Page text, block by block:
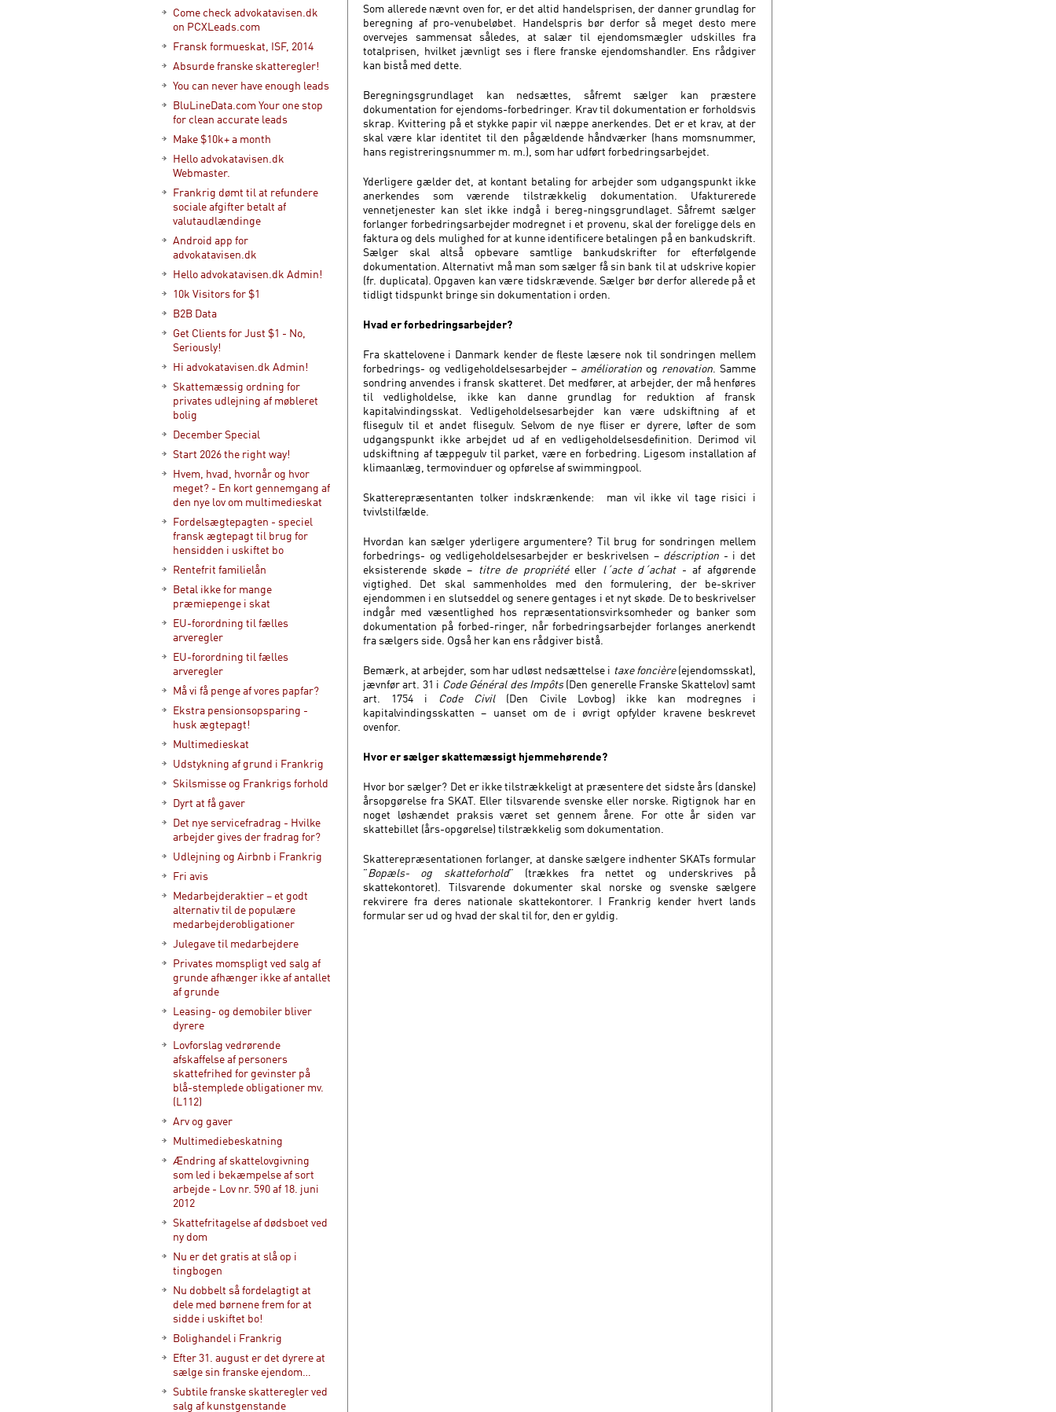
Come check advokatavisen.dk
on PCXLeads.com
Fransk formueskat, ISF, 2014
Absurde franske skatteregler!
You can never have enough leads
BluLineData.com Your one stop
for clean accurate leads
Make $10k+ a month
Hello advokatavisen.dk
Webmaster.
Frankrig dømt til at refundere
sociale afgifter betalt af
valutaudlændinge
Android app for
advokatavisen.dk
Hello advokatavisen.dk Admin!
10k Visitors for $1
B2B Data
Get Clients for Just $1 - No,
Seriously!
Hi advokatavisen.dk Admin!
Skattemæssig ordning for
privates udlejning af møbleret
bolig
December Special
Start 2026 the right way!
Hvem, hvad, hvornår og hvor
meget? - En kort gennemgang af
den nye lov om multimedieskat
Fordelsægtepagten - speciel
fransk ægtepagt til brug for
hensidden i uskiftet bo
Rentefrit familielån
Betal ikke for mange
præmiepenge i skat
EU-forordning til fælles
arveregler
EU-forordning til fælles
arveregler
Må vi få penge af vores papfar?
Ekstra pensionsopsparing -
husk ægtepagt!
Multimedieskat
Udstykning af grund i Frankrig
Skilsmisse og Frankrigs forhold
Dyrt at få gaver
Det nye servicefradrag - Hvilke
arbejder gives der fradrag for?
Udlejning og Airbnb i Frankrig
Fri avis
Medarbejderaktier – et godt
alternativ til de populære
medarbejderobligationer
Julegave til medarbejdere
Privates momspligt ved salg af
grunde afhænger ikke af antallet
af grunde
Leasing- og demobiler bliver
dyrere
Lovforslag vedrørende
afskaffelse af personers
skattefrihed for gevinster på
blå-stemplede obligationer mv.
(L112)
Arv og gaver
Multimediebeskatning
Ændring af skattelovgivning
som led i bekæmpelse af sort
arbejde - Lov nr. 590 af 18. juni
2012
Skattefritagelse af dødsboet ved
ny dom
Nu er det gratis at slå op i
tingbogen
Nu dobbelt så fordelagtigt at
dele med børnene frem for at
sidde i uskiftet bo!
Bolighandel i Frankrig
Efter 31. august er det dyrere at
sælge sin franske ejendom…
Subtile franske skatteregler ved
salg af kunstgenstande
Som allerede nævnt oven for, er det altid handelsprisen, der danner grundlag for
beregning af pro-venubeløbet. Handelspris bør derfor så meget desto mere
overvejes sammensat således, at salær til ejendomsmægler udskilles fra
totalprisen, hvilket jævnligt ses i flere franske ejendomshandler. Ens rådgiver
kan bistå med dette.
Beregningsgrundlaget kan nedsættes, såfremt sælger kan præstere
dokumentation for ejendoms-forbedringer. Krav til dokumentation er forholdsvis
skrap. Kvittering på et stykke papir vil næppe anerkendes. Det er et krav, at der
skal være klar identitet til den pågældende håndværker (hans momsnummer,
hans registreringsnummer m. m.), som har udført forbedringsarbejdet.
Yderligere gælder det, at kontant betaling for arbejder som udgangspunkt ikke
anerkendes som værende tilstrækkelig dokumentation. Ufakturerede
vennetjenester kan slet ikke indgå i bereg-ningsgrundlaget. Såfremt sælger
forlanger forbedringsarbejder modregnet i et provenu, skal der foreligge dels en
faktura og dels mulighed for at kunne identificere betalingen på en bankudskrift.
Sælger skal altså opbevare samtlige bankudskrifter for efterfølgende
dokumentation. Alternativt må man som sælger få sin bank til at udskrive kopier
(fr. duplicata). Opgaven kan være tidskrævende. Sælger bør derfor allerede på et
tidligt tidspunkt bringe sin dokumentation i orden.
Hvad er forbedringsarbejder?
Fra skattelovene i Danmark kender de fleste læsere nok til sondringen mellem
forbedrings- og vedligeholdelsesarbejder – amélioration og renovation . Samme
sondring anvendes i fransk skatteret. Det medfører, at arbejder, der må henføres
til vedligholdelse, ikke kan danne grundlag for reduktion af fransk
kapitalvindingsskat. Vedligeholdelsesarbejder kan være udskiftning af et
flisegulv til et andet flisegulv. Selvom de nye fliser er dyrere, løfter de som
udgangspunkt ikke arbejdet ud af en vedligeholdelsesdefinition. Derimod vil
udskiftning af tæppegulv til parket, være en forbedring. Ligesom installation af
klimaanlæg, termovinduer og opførelse af swimmingpool.
Skatterepræsentanten tolker indskrænkende: man vil ikke vil tage risici i
tvivlstilfælde.
Hvordan kan sælger yderligere argumentere? Til brug for sondringen mellem
forbedrings- og vedligeholdelsesarbejder er beskrivelsen – déscription - i det
eksisterende skøde – titre de propriétéeller l´acte d´achat- af afgørende
vigtighed. Det skal sammenholdes med den formulering, der be-skriver
ejendommen i en slutseddel og senere gentages i et nyt skøde. De to beskrivelser
indgår med væsentlighed hos repræsentationsvirksomheder og banker som
dokumentation på forbed-ringer, når forbedringsarbejder forlanges anerkendt
fra sælgers side. Også her kan ens rådgiver bistå.
Bemærk, at arbejder, som har udløst nedsættelse i taxe foncière(ejendomsskat),
jævnfør art. 31 i Code Général des Impôts(Den generelle Franske Skattelov) samt
art. 1754 i Code Civil (Den Civile Lovbog) ikke kan modregnes i
kapitalvindingsskatten – uanset om de i øvrigt opfylder kravene beskrevet
ovenfor.
Hvor er sælger skattemæssigt hjemmehørende?
Hvor bor sælger? Det er ikke tilstrækkeligt at præsentere det sidste års (danske)
årsopgørelse fra SKAT. Eller tilsvarende svenske eller norske. Rigtignok har en
noget løshændet praksis været set gennem årene. For otte år siden var
skattebillet (års-opgørelse) tilstrækkelig som dokumentation.
Skatterepræsentationen forlanger, at danske sælgere indhenter SKATs formular
”Bopæls- og skatteforhold” (trækkes fra nettet og underskrives på
skattekontoret). Tilsvarende dokumenter skal norske og svenske sælgere
rekvirere fra deres nationale skattekontorer. I Frankrig kender hvert lands
formular ser ud og hvad der skal til for, den er gyldig.